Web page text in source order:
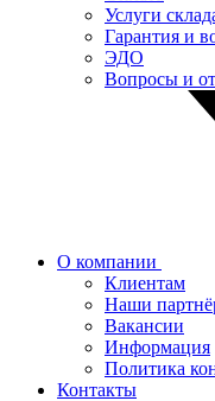
Услуги
Гарантия и
ЭДО
Вопросы и
О компании
Клиентам
Наши
Вакансии
Информация
Политика
Контакты